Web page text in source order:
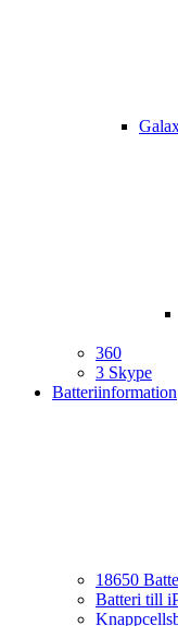
360
3 Skype
Batteriinformation
18650
Batteri till